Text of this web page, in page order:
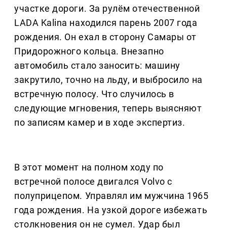
участке дороги. За рулём отечественной
LADA Kalina находился парень 2007 года
рождения. Он ехал в сторону Самары от
Придорожного кольца. Внезапно
автомобиль стало заносить: машину
закрутило, точно на льду, и выбросило на
встречную полосу. Что случилось в
следующие мгновения, теперь выясняют
по записям камер и в ходе экспертиз.
В этот момент на полном ходу по
встречной полосе двигался Volvo с
полуприцепом. Управлял им мужчина 1965
года рождения. На узкой дороге избежать
столкновения он не сумел. Удар был